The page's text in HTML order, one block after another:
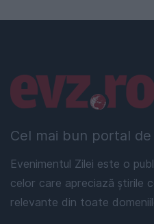
Cel mai bun portal de
Evenimentul Zilei este o
celor care apreciază știrile
relevante din toate
Linkuri utile